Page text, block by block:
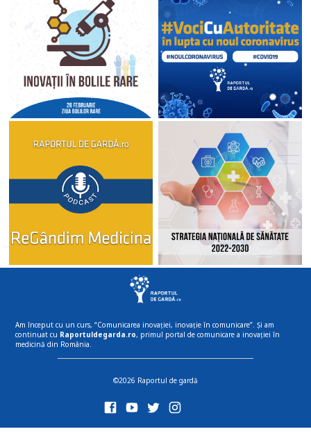
Am început cu un curs, “Comunicarea inovației, inovație în comunicare”. Și am
continuat cu Raportuldegarda.ro, primul portal de comunicare a inovației în
medicină din România.
©2026 Raportul de gardă